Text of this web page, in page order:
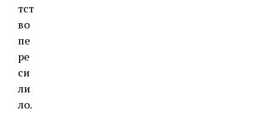
тст
во
пе
ре
си
ли
ло.